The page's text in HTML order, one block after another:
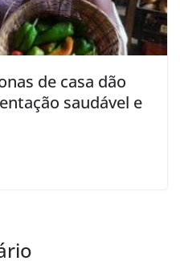
de casa dão
saudável e